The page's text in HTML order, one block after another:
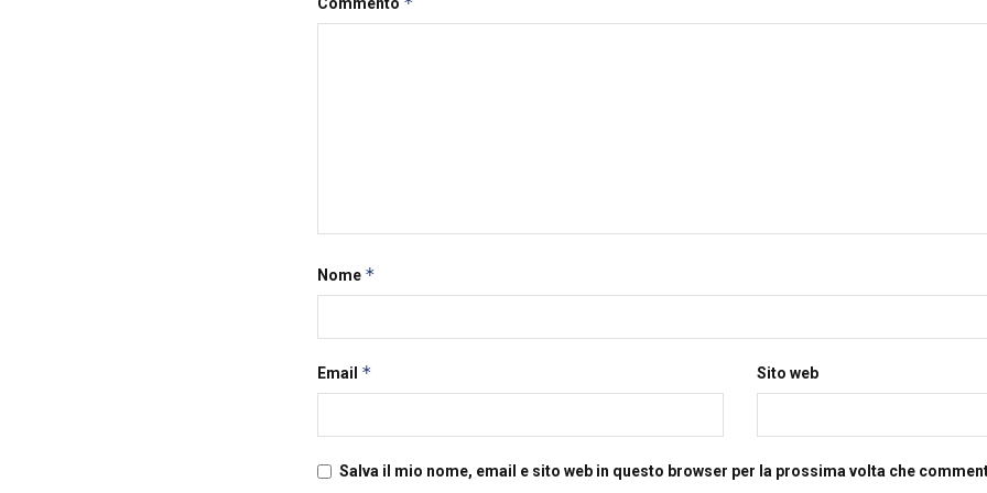
Commento
Nome *
Email * Sito web
Salva il mio nome, email e sito web in questo browser per la prossima volta che